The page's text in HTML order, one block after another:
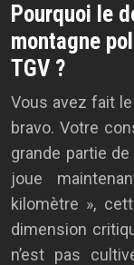
Pourquoi le
montagne
TGV ?
Vous avez fait
bravo. Votre
grande partie
joue
kilomètre »,
dimension
n’est pas